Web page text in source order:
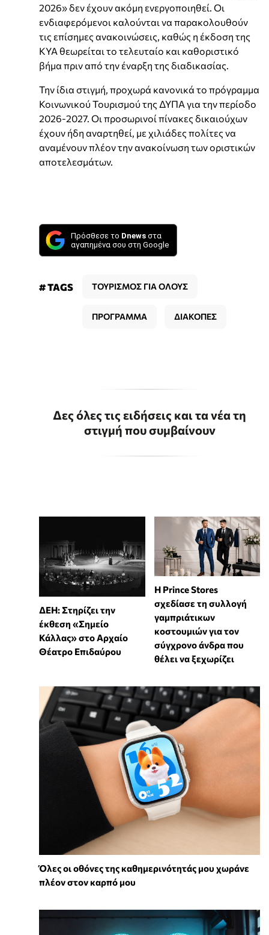
2026» δεν έχουν ακόμη ενεργοποιηθεί. Οι
ενδιαφερόμενοι καλούνται να παρακολουθούν
τις επίσημες ανακοινώσεις, καθώς η έκδοση της
ΚΥΑ θεωρείται το τελευταίο και καθοριστικό
βήμα πριν από την έναρξη της διαδικασίας.
Την ίδια στιγμή, προχωρά κανονικά το πρόγραμμα
Κοινωνικού Τουρισμού της ΔΥΠΑ για την περίοδο
2026-2027. Οι προσωρινοί πίνακες δικαιούχων
έχουν ήδη αναρτηθεί, με χιλιάδες πολίτες να
αναμένουν πλέον την ανακοίνωση των οριστικών
αποτελεσμάτων.
Πρόσθεσε το Dnews στα
αγαπημένα σου στη Google
# TAGS ΤΟΥΡΙΣΜΟΣ ΓΙΑ ΟΛΟΥΣ
ΠΡΟΓΡΑΜΜΑ ΔΙΑΚΟΠΕΣ
Δες όλες τις ειδήσεις και τα νέα τη
στιγμή που συμβαίνουν
ΔΕΗ: Στηρίζει την
έκθεση «Σημείο
Κάλλας» στο Αρχαίο
Θέατρο Επιδαύρου
Η Prince Stores
σχεδίασε τη συλλογή
γαμπριάτικων
κοστουμιών για τον
σύγχρονο άνδρα που
θέλει να ξεχωρίζει
Όλες οι οθόνες της καθημερινότητάς μου χωράνε
πλέον στον καρπό μου